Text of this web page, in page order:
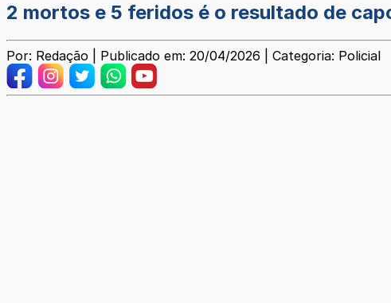
2 mortos e 5 feridos é o resultado de
Por: Redação | Publicado em: 20/04/2026 | Categoria: Policial